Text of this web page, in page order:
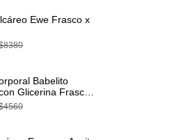
Ewe Frasco x
Babelito
Glicerina Frasco